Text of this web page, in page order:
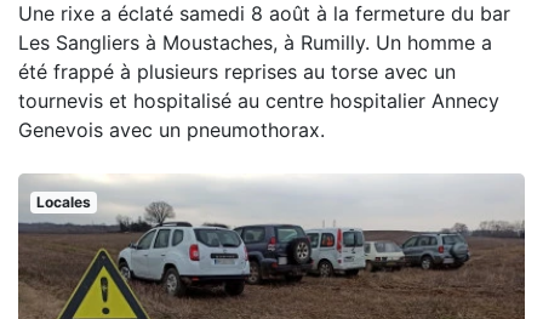
Une rixe a éclaté samedi 8 août à la fermeture du bar
Les Sangliers à Moustaches, à Rumilly. Un homme a
été frappé à plusieurs reprises au torse avec un
tournevis et hospitalisé au centre hospitalier Annecy
Genevois avec un pneumothorax.
Locales